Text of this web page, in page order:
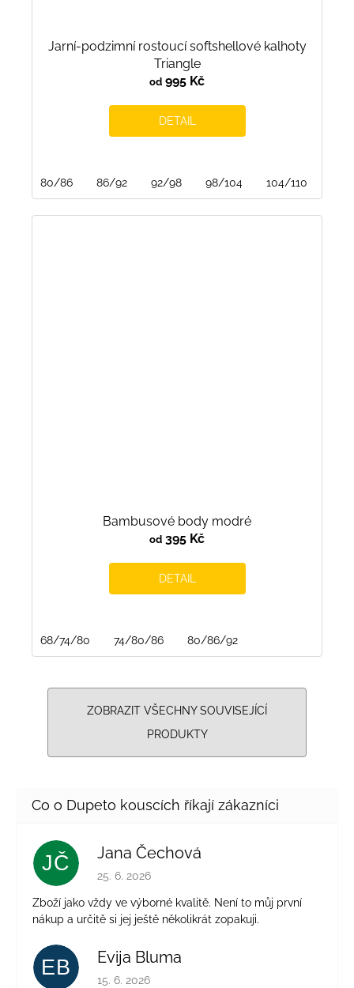
Jarní-podzimní rostoucí softshellové kalhoty
Triangle
od 995 Kč
DETAIL
80/86 86/92 92/98 98/104 104/110
Bambusové body modré
od 395 Kč
DETAIL
68/74/80 74/80/86 80/86/92
ZOBRAZIT VŠECHNY SOUVISEJÍCÍ
PRODUKTY
JČ Jana Čechová
Hodnocení obchodu je 5 z 5 hvězdiček.
25. 6. 2026
Zboží jako vždy ve výborné kvalitě. Není to můj první
nákup a určitě si jej ještě několikrát zopakuji.
EB Evija Bluma
Hodnocení obchodu je 5 z 5 hvězdiček.
15. 6. 2026